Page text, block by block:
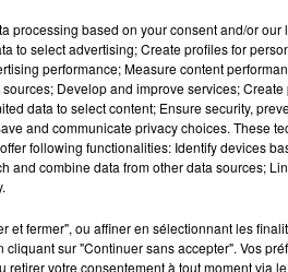
processing based on your consent and/or our
to select advertising; Create profiles for
performance; Measure content
Develop and improve services;
data to select content; Ensure security,
and communicate privacy choices. These
following functionalities: Identify devices
and combine data from other data sources;
et fermer", ou affiner en sélectionnant les
sur "Continuer sans accepter". Vos
retirer votre consentement à tout moment via